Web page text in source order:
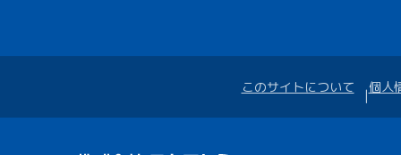
このサイトについて 個人